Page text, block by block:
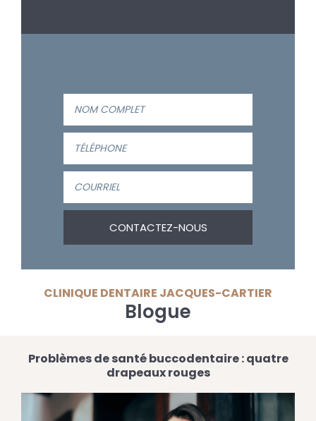
CLINIQUE DENTAIRE JACQUES-CARTIER
Blogue
Problèmes de santé buccodentaire : quatre
drapeaux rouges